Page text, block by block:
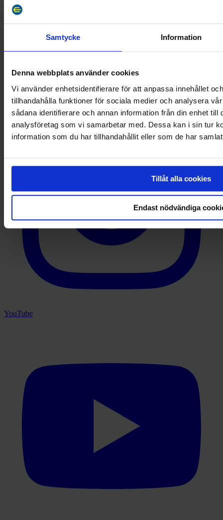
Samtycke Information
Denna webbplats använder cookies
Vi använder enhetsidentifierare för att anpassa innehållet
tillhandahålla funktioner för sociala medier och analysera
sådana identifierare och annan information från din enhet
analysföretag som vi samarbetar med. Dessa kan i sin tur
information som du har tillhandahållit eller som de har
Tillåt alla cookies
Endast nödvändiga
Instagram
YouTube